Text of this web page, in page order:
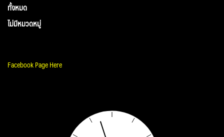
ทั้งหมด
ไม่มีหมวดหมู่
Facebook Page Here